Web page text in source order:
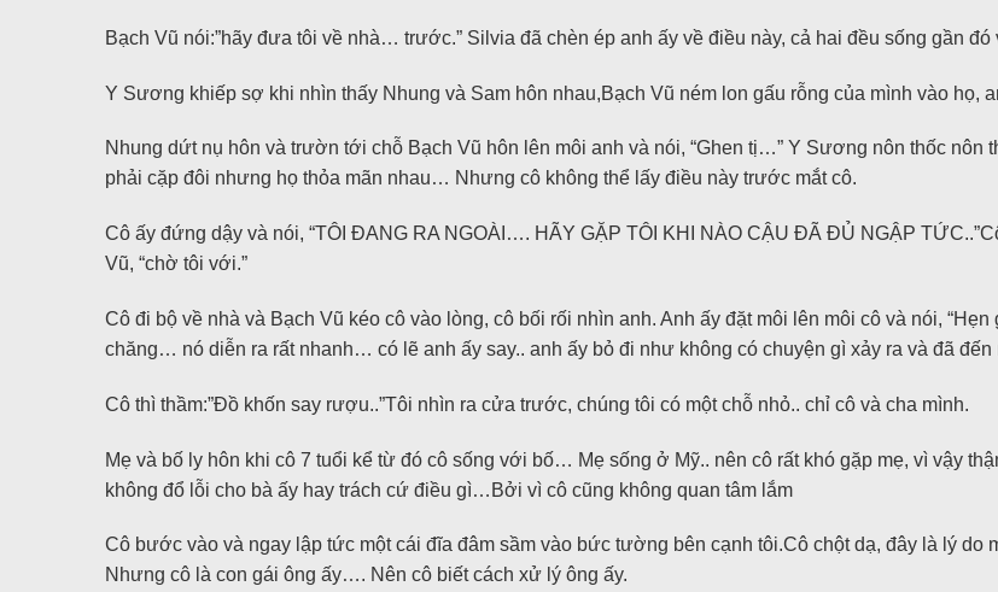
Bạch Vũ nói:”hãy đưa tôi về nhà… trước.” Silvia đã chèn ép anh ấy về điều này, cả hai đều sống gần
Y Sương khiếp sợ khi nhìn thấy Nhung và Sam hôn nhau,Bạch Vũ ném lon gấu rỗng của mình vào họ,
Nhung dứt nụ hôn và trườn tới chỗ Bạch Vũ hôn lên môi anh và nói, “Ghen tị…” Y Sương nôn thốc nôn
phải cặp đôi nhưng họ thỏa mãn nhau… Nhưng cô không thể lấy điều này trước mắt cô.
Cô ấy đứng dậy và nói, “TÔI ĐANG RA NGOÀI…. HÃY GẶP TÔI KHI NÀO CẬU ĐÃ ĐỦ NGẬP
Vũ, “chờ tôi với.”
Cô đi bộ về nhà và Bạch Vũ kéo cô vào lòng, cô bối rối nhìn anh. Anh ấy đặt môi lên môi cô và nói,
chăng… nó diễn ra rất nhanh… có lẽ anh ấy say.. anh ấy bỏ đi như không có chuyện gì xảy ra và đã đến
Cô thì thầm:”Đồ khốn say rượu..”Tôi nhìn ra cửa trước, chúng tôi có một chỗ nhỏ.. chỉ cô và cha mình.
Mẹ và bố ly hôn khi cô 7 tuổi kể từ đó cô sống với bố… Mẹ sống ở Mỹ.. nên cô rất khó gặp mẹ, vì vậy
không đổ lỗi cho bà ấy hay trách cứ điều gì…Bởi vì cô cũng không quan tâm lắm
Cô bước vào và ngay lập tức một cái đĩa đâm sầm vào bức tường bên cạnh tôi.Cô chột dạ, đây là lý
Nhưng cô là con gái ông ấy…. Nên cô biết cách xử lý ông ấy.